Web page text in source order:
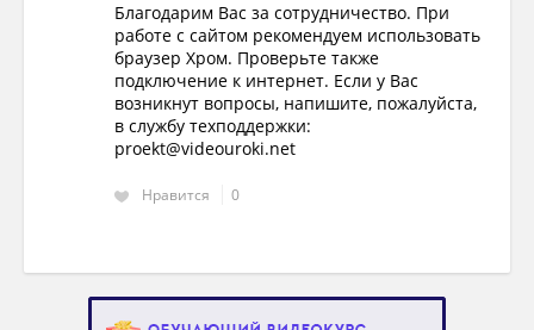
Благодарим Вас за сотрудничество. При
работе с сайтом рекомендуем использовать
браузер Хром. Проверьте также
подключение к интернет. Если у Вас
возникнут вопросы, напишите, пожалуйста,
в службу техподдержки:
proekt@videouroki.net
Нравится 0